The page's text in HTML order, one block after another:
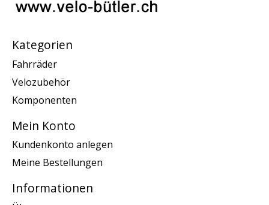
Kategorien
Fahrräder
Velozubehör
Komponenten
Mein Konto
Kundenkonto anlegen
Meine Bestellungen
Informationen